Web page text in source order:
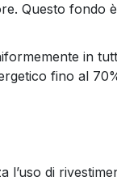
Questo fondo
in
fino al
di